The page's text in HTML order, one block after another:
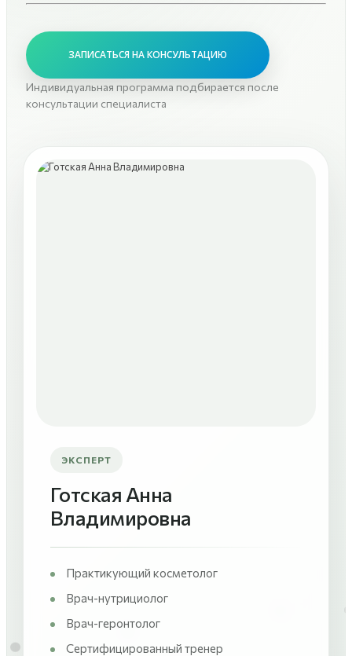
ЗАПИСАТЬСЯ НА КОНСУЛЬТАЦИЮ
Индивидуальная программа подбирается после
консультации специалиста
ЭКСПЕРТ
Готская Анна
Владимировна
Практикующий косметолог
Врач-нутрициолог
Врач-геронтолог
Сертифицированный тренер